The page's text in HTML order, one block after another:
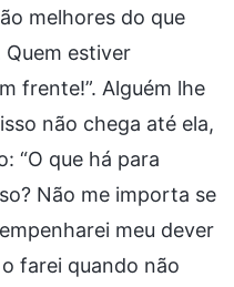
melhores do que
Quem estiver
frente!”. Alguém lhe
não chega até ela,
“O que há para
Não me importa se
meu dever
farei quando não